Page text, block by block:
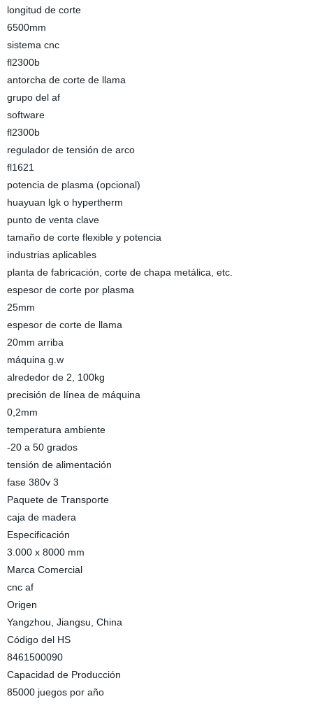
longitud de corte
6500mm
sistema cnc
fl2300b
antorcha de corte de llama
grupo del af
software
fl2300b
regulador de tensión de arco
fl1621
potencia de plasma (opcional)
huayuan lgk o hypertherm
punto de venta clave
tamaño de corte flexible y potencia
industrias aplicables
planta de fabricación, corte de chapa metálica, etc.
espesor de corte por plasma
25mm
espesor de corte de llama
20mm arriba
máquina g.w
alrededor de 2, 100kg
precisión de línea de máquina
0,2mm
temperatura ambiente
-20 a 50 grados
tensión de alimentación
fase 380v 3
Paquete de Transporte
caja de madera
Especificación
3.000 x 8000 mm
Marca Comercial
cnc af
Origen
Yangzhou, Jiangsu, China
Código del HS
8461500090
Capacidad de Producción
85000 juegos por año